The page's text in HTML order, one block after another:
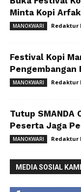
Minta Kopi
MANOKWARI Redaktur
Festival Kopi
Pengembangan
MANOKWARI Redaktur
Tutup SMANDA
Peserta Jaga
MANOKWARI Redaktur
MEDIA SOSIAL KAMI